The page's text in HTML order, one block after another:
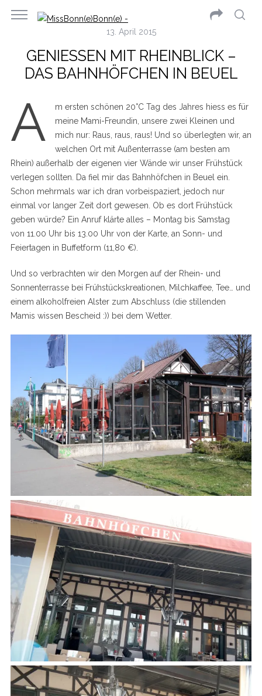
13. April 2015
GENIESSEN MIT RHEINBLICK – D
AS BAHNHÖFCHEN IN BEUEL
A
m ersten schönen 20°C Tag des Jahres hiess es für
meine Mami-Freundin, unsere zwei Kleinen und
mich nur: Raus, raus, raus! Und so überlegten wir, an
welchen Ort mit Außenterrasse (am besten am
Rhein) außerhalb der eigenen vier Wände wir unser Frühstück
verlegen sollten. Da fiel mir das Bahnhöfchen in Beuel ein.
Schon mehrmals war ich dran vorbeispaziert, jedoch nur
einmal vor langer Zeit dort gewesen. Ob es dort Frühstück
geben würde? Ein Anruf klärte alles – Montag bis Samstag
von 11.00 Uhr bis 13.00 Uhr von der Karte, an Sonn- und
Feiertagen in Buffetform (11,80 €).
Und so verbrachten wir den Morgen auf der Rhein- und
Sonnenterrasse bei Frühstückskreationen, Milchkaffee, Tee… und
einem alkoholfreien Alster zum Abschluss (die stillenden
Mamis wissen Bescheid :)) bei dem Wetter.